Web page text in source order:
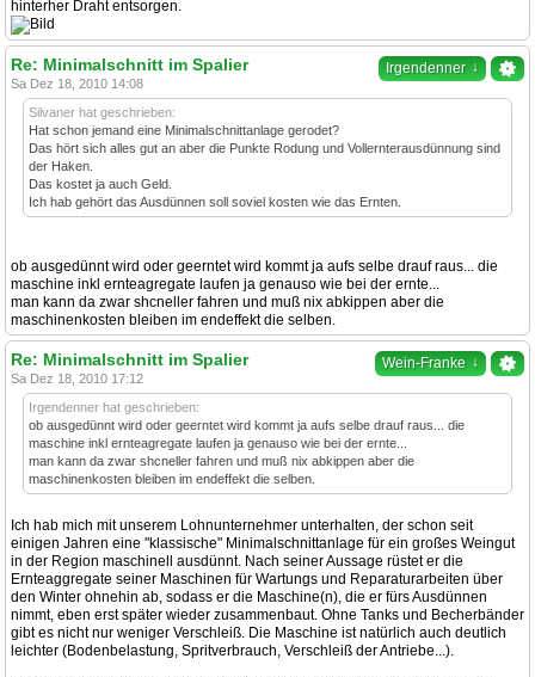
hinterher Draht entsorgen.
Irgendenner ↓
Re: Minimalschnitt im Spalier
Sa Dez 18, 2010 14:08
Silvaner hat geschrieben:
Hat schon jemand eine Minimalschnittanlage gerodet?
Das hört sich alles gut an aber die Punkte Rodung und Vollernterausdünnung sind
der Haken.
Das kostet ja auch Geld.
Ich hab gehört das Ausdünnen soll soviel kosten wie das Ernten.
ob ausgedünnt wird oder geerntet wird kommt ja aufs selbe drauf raus... die
maschine inkl ernteagregate laufen ja genauso wie bei der ernte...
man kann da zwar shcneller fahren und muß nix abkippen aber die
maschinenkosten bleiben im endeffekt die selben.
Wein-Franke ↓
Re: Minimalschnitt im Spalier
Sa Dez 18, 2010 17:12
Irgendenner hat geschrieben:
ob ausgedünnt wird oder geerntet wird kommt ja aufs selbe drauf raus... die
maschine inkl ernteagregate laufen ja genauso wie bei der ernte...
man kann da zwar shcneller fahren und muß nix abkippen aber die
maschinenkosten bleiben im endeffekt die selben.
Ich hab mich mit unserem Lohnunternehmer unterhalten, der schon seit
einigen Jahren eine "klassische" Minimalschnittanlage für ein großes Weingut
in der Region maschinell ausdünnt. Nach seiner Aussage rüstet er die
Ernteaggregate seiner Maschinen für Wartungs und Reparaturarbeiten über
den Winter ohnehin ab, sodass er die Maschine(n), die er fürs Ausdünnen
nimmt, eben erst später wieder zusammenbaut. Ohne Tanks und Becherbänder
gibt es nicht nur weniger Verschleiß. Die Maschine ist natürlich auch deutlich
leichter (Bodenbelastung, Spritverbrauch, Verschleiß der Antriebe...).